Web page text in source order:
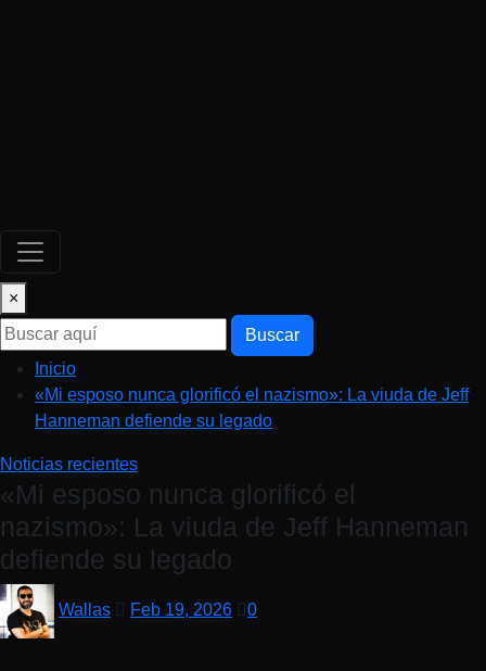
×
Buscar
Inicio
«Mi esposo nunca glorificó el nazismo»: La viuda de Jeff
Hanneman defiende su legado
Noticias recientes
«Mi esposo nunca glorificó el
nazismo»: La viuda de Jeff Hanneman
defiende su legado
Wallas Feb 19, 2026 0